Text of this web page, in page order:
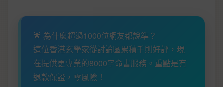
🌟 為什麼超過1000位網友都說準？
這位香港玄學家從討論區累積千則好評，現
在提供更專業的8000字命書服務。重點是有
退款保證，零風險！